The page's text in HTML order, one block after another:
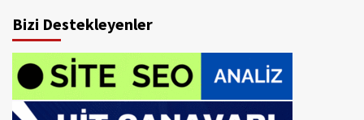
Bizi Destekleyenler